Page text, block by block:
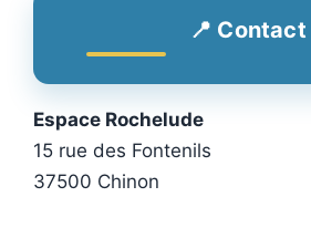
📍 Contact
Espace Rochelude
15 rue des Fontenils
37500 Chinon